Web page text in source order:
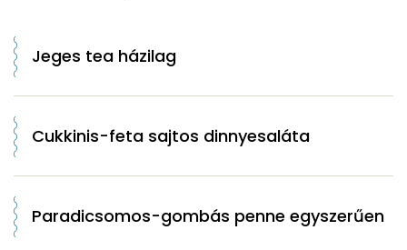
Jeges tea házilag
Cukkinis-feta sajtos dinnyesaláta
Paradicsomos-gombás penne egyszerűen